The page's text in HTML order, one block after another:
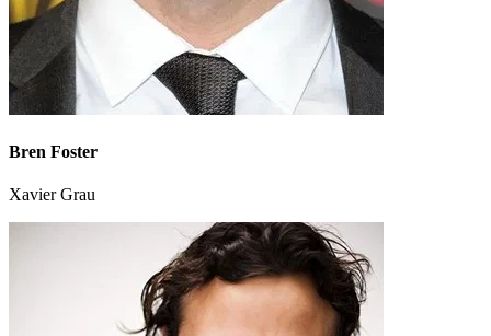
Bren Foster
Xavier Grau